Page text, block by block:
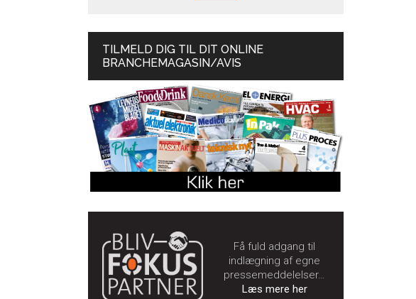
TILMELD DIG TIL DIT ONLINE
BRANCHEMAGASIN/AVIS
Få fuld adgang til
indlægning af egne
pressemeddelelser…
Læs mere her